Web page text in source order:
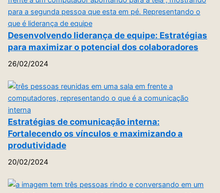
Desenvolvendo liderança de equipe: Estratégias
para maximizar o potencial dos colaboradores
26/02/2024
Estratégias de comunicação interna:
Fortalecendo os vínculos e maximizando a
produtividade
20/02/2024